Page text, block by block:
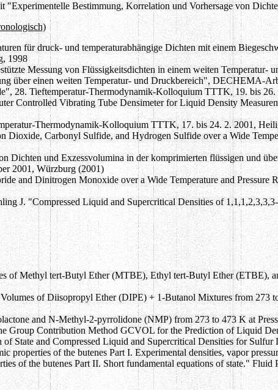
"Experimentelle Bestimmung, Korrelation und Vorhersage von
für druck- und temperaturabhängige Dichten mit einem
1998
Messung von Flüssigkeitsdichten in einem weiten
über einen weiten Temperatur- und Druckbereich", DECHEMA-
28. Tieftemperatur-Thermodynamik-Kolloquium TTTK, 19. bis 26.
Controlled Vibrating Tube Densimeter for Liquid Density
Thermodynamik-Kolloquium TTTK, 17. bis 24. 2. 2001,
Carbonyl Sulfide, and Hydrogen Sulfide over a Wide
Dichten und Exzessvolumina in der komprimierten flüssigen und
2001, Würzburg (2001)
and Dinitrogen Monoxide over a Wide Temperature and Pressure
J. "Compressed Liquid and Supercritical Densities of
of Methyl tert-Butyl Ether (MTBE), Ethyl tert-Butyl Ether (ETBE),
of Diisopropyl Ether (DIPE) + 1-Butanol Mixtures from 273
and N-Methyl-2-pyrrolidone (NMP) from 273 to 473 K at
Group Contribution Method GCVOL for the Prediction of Liquid
State and Compressed Liquid and Supercritical Densities for
properties of the butenes Part I. Experimental densities, vapor
of the butenes Part II. Short fundamental equations of state." Fluid